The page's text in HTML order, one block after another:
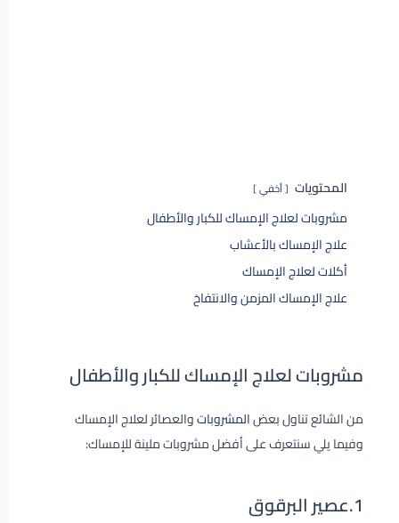
المحتويات أخفي
مشروبات لعلاج الإمساك للكبار والأطفال
علاج الإمساك بالأعشاب
أكلات لعلاج الإمساك
علاج الإمساك المزمن والانتفاخ
مشروبات لعلاج الإمساك للكبار والأطفال
من الشائع تناول بعضالمشروباتوالعصائر لعلاج الإمساك
وفيما يلي سنتعرف على أفضل مشروبات ملينة للإمساك:
1.عصير البرقوق